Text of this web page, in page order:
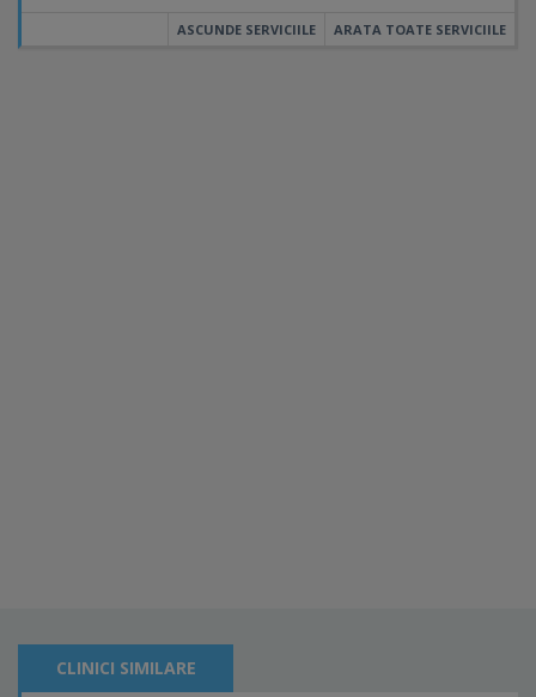
ARATA TOATE SERVICIILE
ASCUNDE SERVICIILE
CLINICI SIMILARE